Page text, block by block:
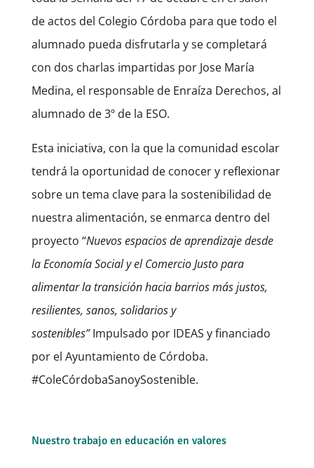
de actos del Colegio Córdoba para que todo el
alumnado pueda disfrutarla y se completará
con dos charlas impartidas por Jose María
Medina, el responsable de Enraíza Derechos, al
alumnado de 3º de la ESO.
Esta iniciativa, con la que la comunidad escolar
tendrá la oportunidad de conocer y reflexionar
sobre un tema clave para la sostenibilidad de
nuestra alimentación, se enmarca dentro del
proyecto “Nuevos espacios de aprendizaje desde
la Economía Social y el Comercio Justo para
alimentar la transición hacia barrios más justos,
resilientes, sanos, solidarios y
sostenibles”Impulsado por IDEAS y financiado
por el Ayuntamiento de Córdoba.
#ColeCórdobaSanoySostenible.
Nuestro trabajo en educación en valores